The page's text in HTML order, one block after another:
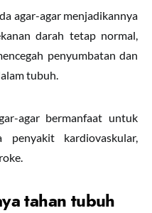
agar-agar menjadikannya
darah tetap normal,
penyumbatan dan
tubuh.
agar bermanfaat untuk
penyakit kardiovaskular,
tahan tubuh